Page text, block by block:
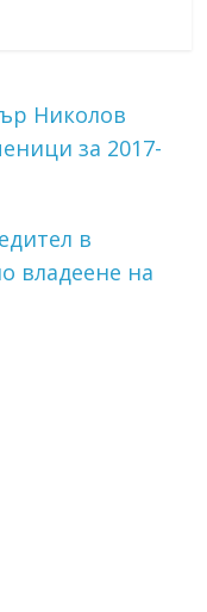
Николов
за 2017-
в
владеене на